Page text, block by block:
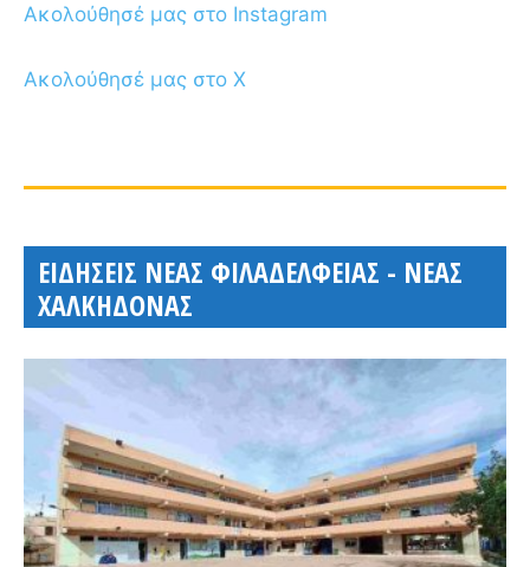
Ακολούθησέ μας στο Instagram
Ακολούθησέ μας στο X
ΕΙΔΗΣΕΙΣ ΝΕΑΣ ΦΙΛΑΔΕΛΦΕΙΑΣ - ΝΕΑΣ
ΧΑΛΚΗΔΟΝΑΣ